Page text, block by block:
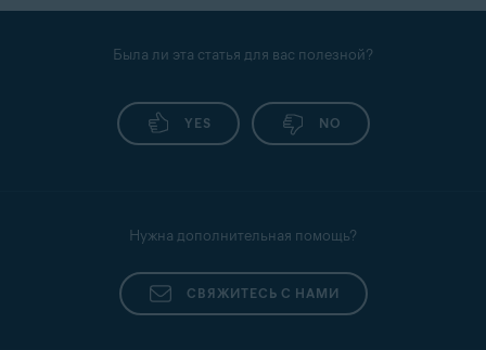
Была ли эта статья для вас полезной?
YES NO
Нужна дополнительная помощь?
СВЯЖИТЕСЬ С НАМИ